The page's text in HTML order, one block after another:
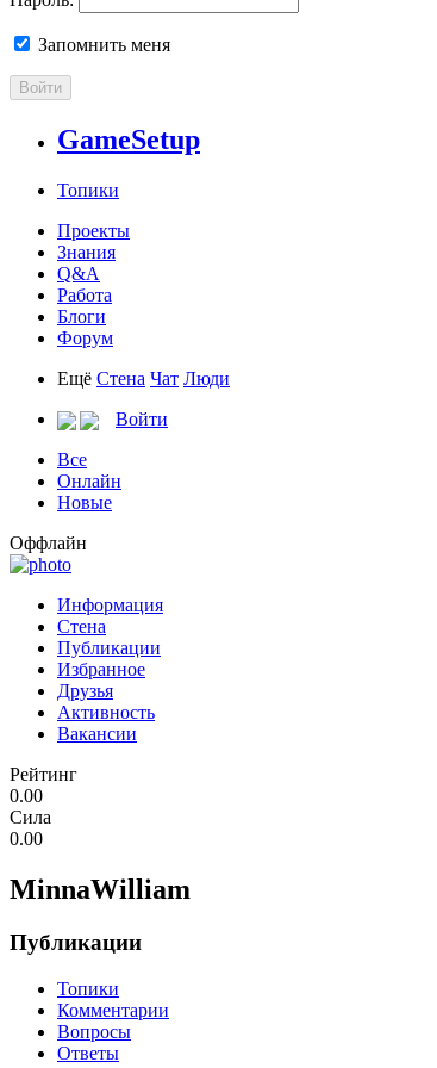
Запомнить меня
Войти
GameSetup
Топики
Проекты
Знания
Q&A
Работа
Блоги
Форум
Ещё Стена Чат Люди
Войти
Все
Онлайн
Новые
Оффлайн
Информация
Стена
Публикации
Избранное
Друзья
Активность
Вакансии
Рейтинг
0.00
Сила
0.00
MinnaWilliam
Публикации
Топики
Комментарии
Вопросы
Ответы